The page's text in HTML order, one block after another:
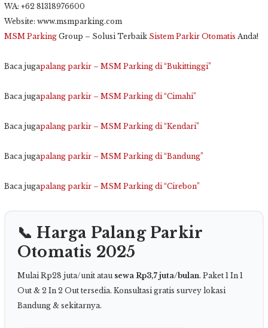
WA: +62 81318976600
Website: www.msmparking.com
MSM Parking Group – Solusi Terbaik Sistem Parkir Otomatis Anda!
Baca jugapalang parkir – MSM Parking di “Bukittinggi”
Baca jugapalang parkir – MSM Parking di “Cimahi”
Baca jugapalang parkir – MSM Parking di “Kendari”
Baca jugapalang parkir – MSM Parking di “Bandung”
Baca jugapalang parkir – MSM Parking di “Cirebon”
📞 Harga Palang Parkir
Otomatis 2025
Mulai Rp28 juta/unit atau sewa Rp3,7 juta/bulan. Paket 1 In 1
Out & 2 In 2 Out tersedia. Konsultasi gratis survey lokasi
Bandung & sekitarnya.